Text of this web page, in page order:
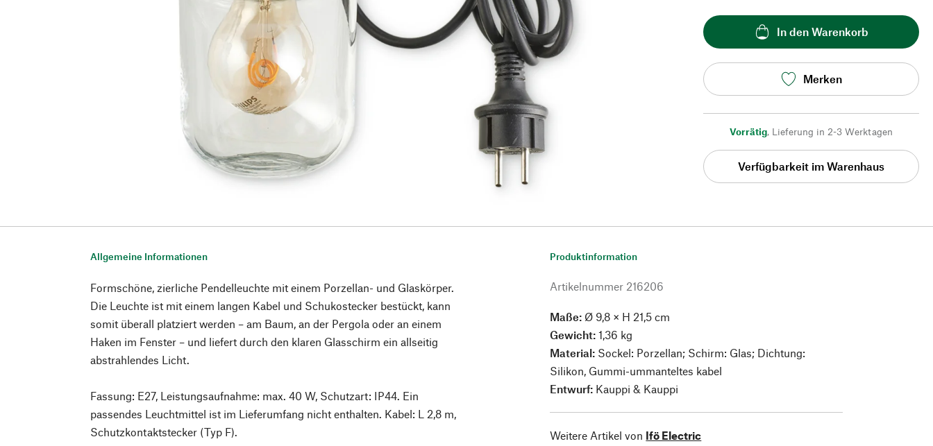
In den Warenkorb
Merken
Vorrätig, Lieferung in 2-3 Werktagen
Verfügbarkeit im Warenhaus
Allgemeine Informationen
Formschöne, zierliche Pendelleuchte mit einem Porzellan- und Glaskörper.
Die Leuchte ist mit einem langen Kabel und Schukostecker bestückt, kann
somit überall platziert werden – am Baum, an der Pergola oder an einem
Haken im Fenster – und liefert durch den klaren Glasschirm ein allseitig
abstrahlendes Licht.
Fassung: E27, Leistungsaufnahme: max. 40 W, Schutzart: IP44. Ein
passendes Leuchtmittel ist im Lieferumfang nicht enthalten. Kabel: L 2,8 m,
Schutzkontaktstecker (Typ F).
Produktinformation
Artikelnummer 216206
Maße: Ø 9,8 × H 21,5 cm
Gewicht:1,36 kg
Material: Sockel: Porzellan; Schirm: Glas; Dichtung:
Silikon, Gummi-ummanteltes kabel
Entwurf: Kauppi & Kauppi
Weitere Artikel von Ifö Electric